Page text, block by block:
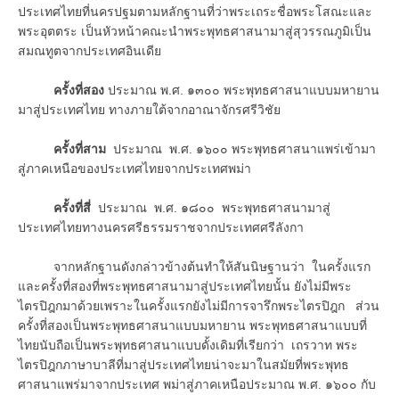
ประเทศไทยที่นครปฐมตามหลักฐานที่ว่าพระเถระชื่อพระโสณะและ
พระอุตตระ เป็นหัวหน้าคณะนำพระพุทธศาสนามาสู่สุวรรณภูมิเป็น
สมณทูตจากประเทศอินเดีย
ครั้งที่สอง ประมาณ พ.ศ. ๑๓๐๐ พระพุทธศาสนาแบบมหายาน
มาสู่ประเทศไทย ทางภายใต้จากอาณาจักรศรีวิชัย
ครั้งที่สาม ประมาณ พ.ศ. ๑๖๐๐ พระพุทธศาสนาแพร่เข้ามา
สู่ภาคเหนือของประเทศไทยจากประเทศพม่า
ครั้งที่สี่ ประมาณ พ.ศ. ๑๘๐๐ พระพุทธศาสนามาสู่
ประเทศไทยทางนครศรีธรรมราชจากประเทศศรีลังกา
จากหลักฐานดังกล่าวข้างต้นทำให้สันนิษฐานว่า ในครั้งแรก
และครั้งที่สองที่พระพุทธศาสนามาสู่ประเทศไทยนั้น ยังไม่มีพระ
ไตรปิฎกมาด้วยเพราะในครั้งแรกยังไม่มีการจารึกพระไตรปิฎก ส่วน
ครั้งที่สองเป็นพระพุทธศาสนาแบบมหายาน พระพุทธศาสนาแบบที่
ไทยนับถือเป็นพระพุทธศาสนาแบบดั้งเดิมที่เรียกว่า เถรวาท พระ
ไตรปิฎกภาษาบาลีที่มาสู่ประเทศไทยน่าจะมาในสมัยที่พระพุทธ
ศาสนาแพร่มาจากประเทศ พม่าสู่ภาคเหนือประมาณ พ.ศ. ๑๖๐๐ กับ